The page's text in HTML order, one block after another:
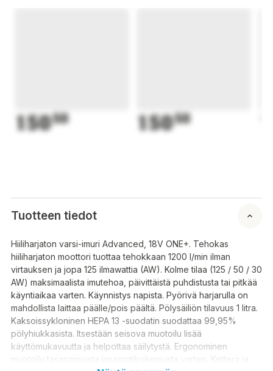
15050 15050
Tuotteen tiedot
Hiiliharjaton varsi-imuri Advanced, 18V ONE+. Tehokas
hiiliharjaton moottori tuottaa tehokkaan 1200 l/min ilman
virtauksen ja jopa 125 ilmawattia (AW). Kolme tilaa (125 / 50 / 30
AW) maksimaalista imutehoa, päivittäistä puhdistusta tai pitkää
käyntiaikaa varten. Käynnistys napista. Pyörivä harjarulla on
mahdollista laittaa päälle/pois päältä. Pölysäiliön tilavuus 1 litra.
Kaksoissykloninen HEPA 13 -suodatin suodattaa 99,95%
pölyhiukkasista. Itsestään seisova muotoilu lisää
käyttömukavuutta ja helpottaa säilytystä. Ergonominen
muotoilu tasapainoista imurointikokemusta varten. Ketterä ja